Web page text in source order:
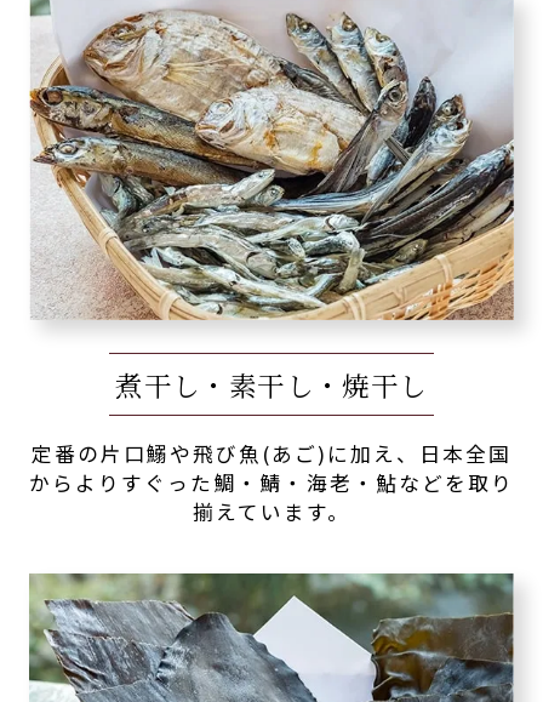
煮干し・素干し・焼干し
定番の片口鰯や飛び魚(あご)に加え、日本全国
からよりすぐった鯛・鯖・海老・鮎などを取り
揃えています。